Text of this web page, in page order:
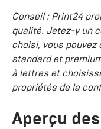
Conseil : Print24
qualité. Jetez-y un
choisi, vous
standard et
à lettres et
propriétés de la
Aperçu